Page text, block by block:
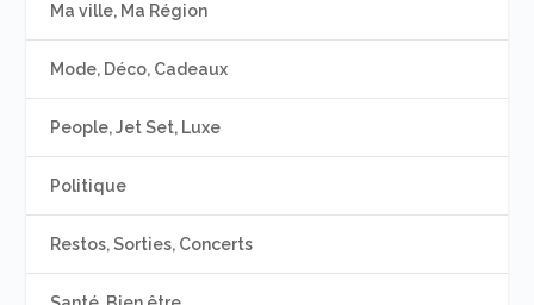
Ma ville, Ma Région
Mode, Déco, Cadeaux
People, Jet Set, Luxe
Politique
Restos, Sorties, Concerts